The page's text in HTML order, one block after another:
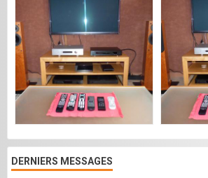
DERNIERS MESSAGES